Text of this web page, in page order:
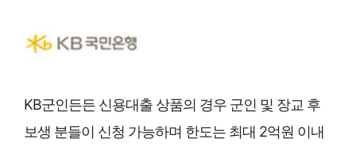
KB군인든든 신용대출 상품의 경우 군인 및 장교 후
보생 분들이 신청 가능하며 한도는 최대 2억원 이내